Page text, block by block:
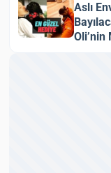
Aslı
Oli’nin